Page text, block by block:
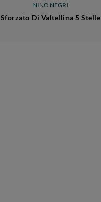
NINO NEGRI
Sforzato Di Valtellina 5 Stelle